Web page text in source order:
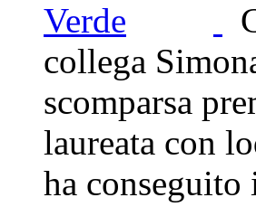
collega
scomparsa
laureata con
ha